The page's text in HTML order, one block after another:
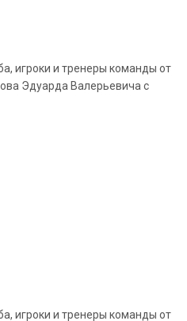
игроки и тренеры команды от
Эдуарда Валерьевича с
игроки и тренеры команды от